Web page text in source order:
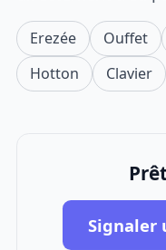
Erezée Ouffet
Hotton
Clavier
Signaler